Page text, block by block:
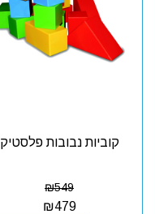
קוביות נבובות פלסטיק
₪549
₪479